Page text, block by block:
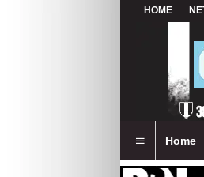
HOME
Home